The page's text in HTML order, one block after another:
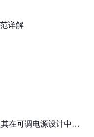
详解
在可调电源设计中的